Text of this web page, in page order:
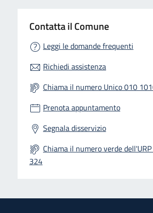
Contatta il Comune
Leggi le domande frequenti
Richiedi assistenza
Chiama il numero Unico 010
Prenota appuntamento
Segnala disservizio
Chiama il numero verde
324